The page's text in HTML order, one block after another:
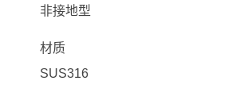
非接地型
材质
SUS316